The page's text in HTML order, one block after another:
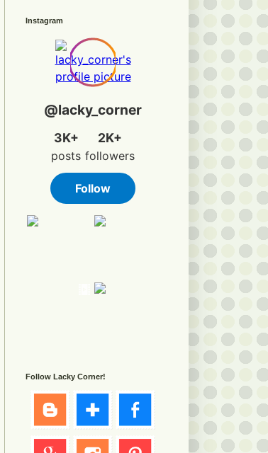
Instagram
Follow Lacky Corner!